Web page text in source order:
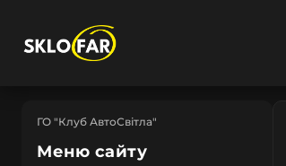
ГО "Клуб АвтоСвітла"
Меню сайту